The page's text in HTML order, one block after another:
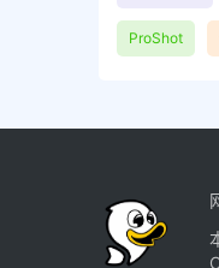
ProShot